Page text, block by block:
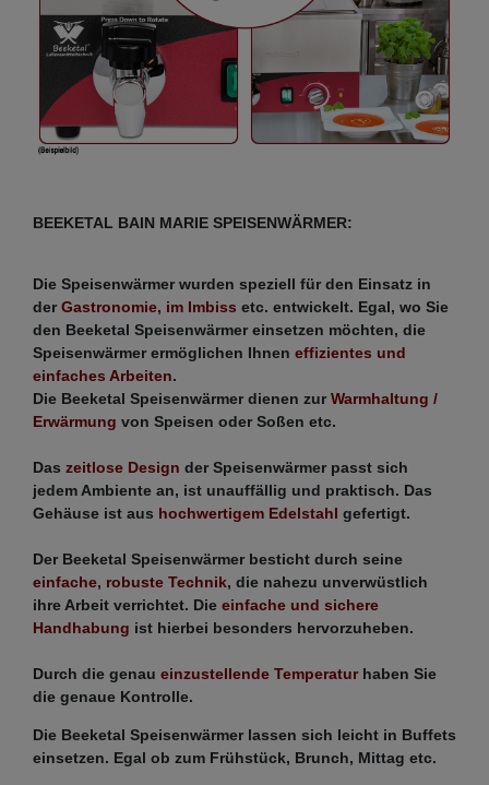
BEEKETAL BAIN MARIE SPEISENWÄRMER:
Die Speisenwärmer wurden speziell für den Einsatz in
der Gastronomie, im Imbiss etc. entwickelt. Egal, wo Sie
den Beeketal Speisenwärmer einsetzen möchten, die
Speisenwärmer ermöglichen Ihnen effizientes und
einfaches Arbeiten.
Die Beeketal Speisenwärmer dienen zur Warmhaltung /
Erwärmung von Speisen oder Soßen etc.
Das zeitlose Design der Speisenwärmer passt sich
jedem Ambiente an, ist unauffällig und praktisch. Das
Gehäuse ist aus hochwertigem Edelstahl gefertigt.
Der Beeketal Speisenwärmer besticht durch seine
einfache, robuste Technik, die nahezu unverwüstlich
ihre Arbeit verrichtet. Die einfache und sichere
Handhabung ist hierbei besonders hervorzuheben.
Durch die genau einzustellende Temperaturhaben Sie
die genaue Kontrolle.
Die Beeketal Speisenwärmer lassen sich leicht in Buffets
einsetzen. Egal ob zum Frühstück, Brunch, Mittag etc.